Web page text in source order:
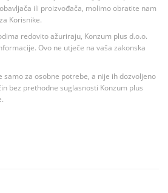
ili proizvođača, molimo obratite nam
Korisnike.
redovito ažuriraju, Konzum plus d.o.o.
Ovo ne utječe na vaša zakonska
za osobne potrebe, a nije ih dozvoljeno
bez prethodne suglasnosti Konzum plus